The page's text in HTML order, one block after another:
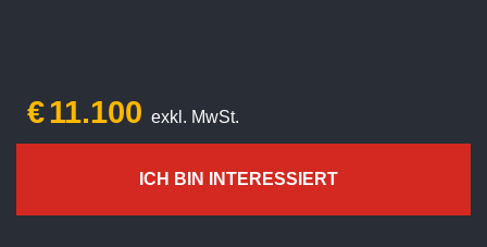
€11.100 exkl. MwSt.
ICH BIN INTERESSIERT